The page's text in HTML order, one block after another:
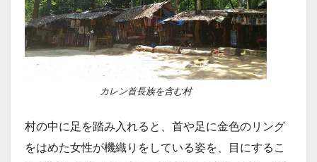
カレン首長族を含む村
村の中に足を踏み入れると、首や足に金色のリング
をはめた女性が機織りをしている姿を、目にするこ